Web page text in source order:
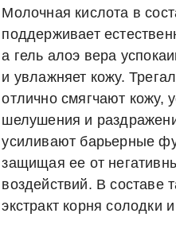
Молочная кислота в
поддерживает
а гель алоэ вера
и увлажняет кожу.
отлично смягчают кожу,
шелушения и
усиливают барьерные
защищая ее от
воздействий. В составе
экстракт корня солодки